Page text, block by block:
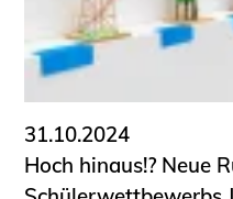
31.10.2024
Hoch hinaus!? Neue